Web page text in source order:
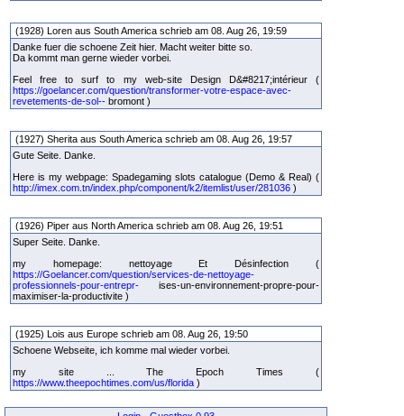
(1928) Loren aus South America schrieb am 08. Aug 26, 19:59
Danke fuer die schoene Zeit hier. Macht weiter bitte so.
Da kommt man gerne wieder vorbei.
Feel free to surf to my web-site Design D&#8217;intérieur (
https://goelancer.com/question/transformer-votre-espace-avec-
revetements-de-sol-- bromont )
(1927) Sherita aus South America schrieb am 08. Aug 26, 19:57
Gute Seite. Danke.
Here is my webpage: Spadegaming slots catalogue (Demo & Real) (
http://imex.com.tn/index.php/component/k2/itemlist/user/281036 )
(1926) Piper aus North America schrieb am 08. Aug 26, 19:51
Super Seite. Danke.
my homepage: nettoyage Et Désinfection (
https://Goelancer.com/question/services-de-nettoyage-
professionnels-pour-entrepr- ises-un-environnement-propre-pour-
maximiser-la-productivite )
(1925) Lois aus Europe schrieb am 08. Aug 26, 19:50
Schoene Webseite, ich komme mal wieder vorbei.
my site ... The Epoch Times (
https://www.theepochtimes.com/us/florida )